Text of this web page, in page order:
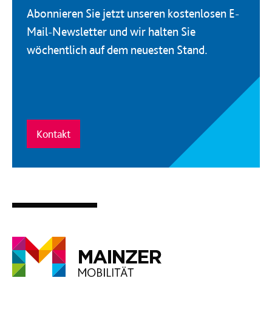
Abonnieren Sie jetzt unseren kostenlosen E-
Mail-Newsletter und wir halten Sie
wöchentlich auf dem neuesten Stand.
Kontakt